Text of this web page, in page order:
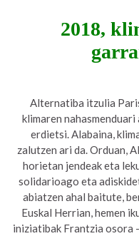
2018,
Alternatiba itzulia
klimaren
erdietsi. Alabaina,
zalutzen ari da. Orduan,
horietan jendeak eta
solidarioago eta
abiatzen ahal baitute,
Euskal Herrian, hemen
iniziatibak Frantzia osora